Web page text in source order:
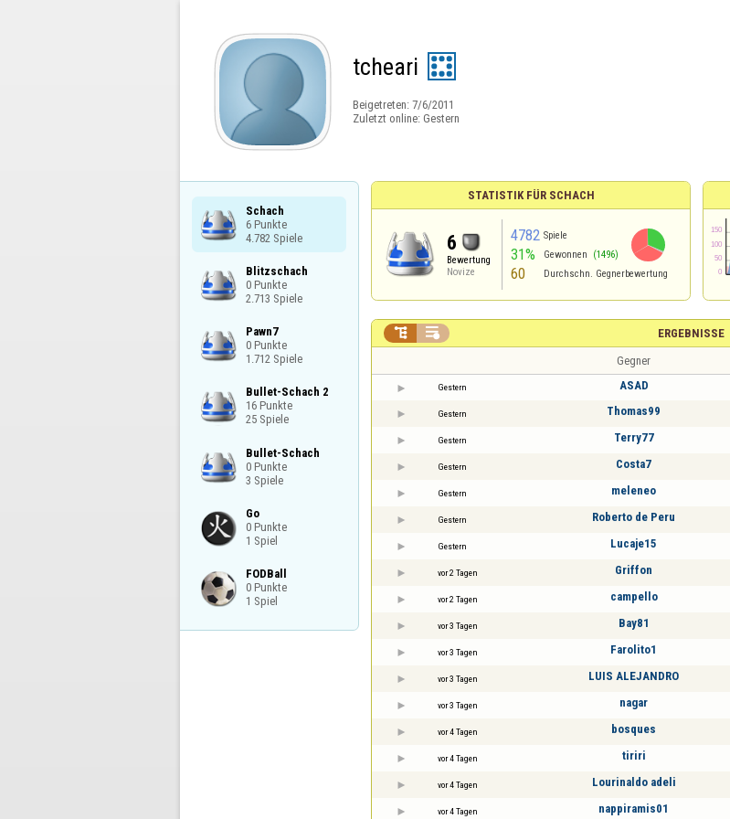
tcheari
Beigetreten: 7/6/2011
Zuletzt online: Gestern
Schach
6 Punkte
4.782 Spiele
Blitzschach
0 Punkte
2.713 Spiele
Pawn7
0 Punkte
1.712 Spiele
Bullet-Schach 2
16 Punkte
25 Spiele
Bullet-Schach
0 Punkte
3 Spiele
Go
0 Punkte
1 Spiel
FODBall
0 Punkte
1 Spiel
STATISTIK FÜR SCHACH
6
Bewertung
Novize
4782 Spiele
31% Gewonnen (1496)
60 Durchschn. Gegnerbewertung
ERGEBNISSE
 
Gegner
Gestern ASAD
Gestern Thomas99
Gestern Terry77
Gestern Costa7
Gestern meleneo
Gestern Roberto de Peru
Gestern Lucaje15
vor 2 Tagen Griffon
vor 2 Tagen campello
vor 3 Tagen Bay81
vor 3 Tagen Farolito1
vor 3 Tagen LUIS ALEJANDRO
vor 3 Tagen nagar
vor 4 Tagen bosques
vor 4 Tagen tiriri
vor 4 Tagen Lourinaldo adeli
vor 4 Tagen nappiramis01